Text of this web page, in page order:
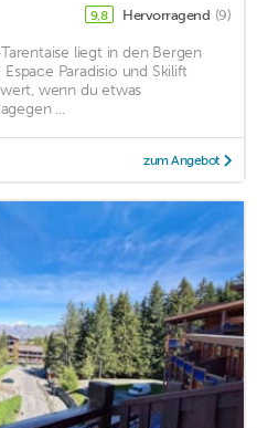
9,8 Hervorragend (9)
liegt in den Bergen
Paradisio und Skilift
wenn du etwas
...
zum Angebot